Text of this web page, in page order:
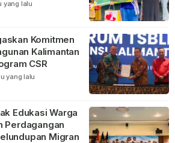
yang lalu
Komitmen
Kalimantan
CSR
yang lalu
Edukasi Warga
Perdagangan
Migran